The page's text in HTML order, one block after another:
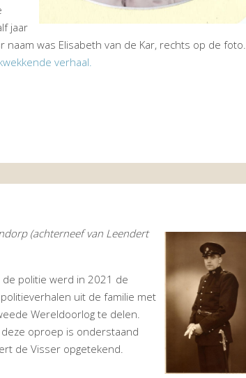
jaar
naam was Elisabeth van de Kar, rechts op de foto.
verhaal.
(achterneef van Leendert
politie werd in 2021 de
uit de familie met
Wereldoorlog te delen.
deze oproep is onderstaand
de Visser opgetekend.